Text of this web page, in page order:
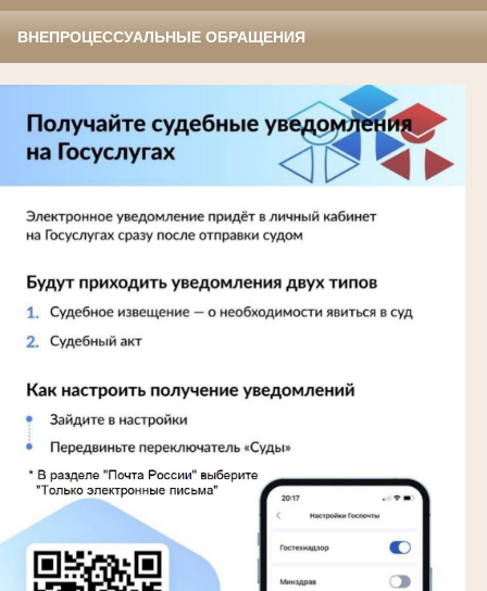
ВНЕПРОЦЕССУАЛЬНЫЕ ОБРАЩЕНИЯ